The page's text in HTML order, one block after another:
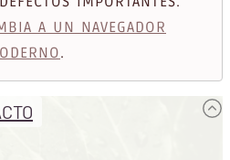
A UN NAVEGADOR
.